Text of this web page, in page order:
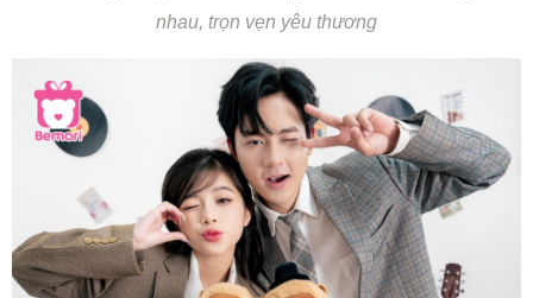
nhau, trọn vẹn yêu thương